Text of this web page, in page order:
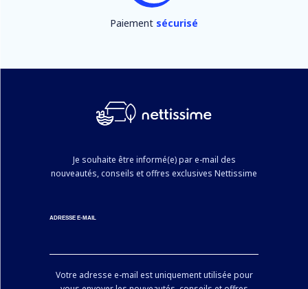
Paiement sécurisé
Je souhaite être informé(e) par e-mail des
nouveautés, conseils et offres exclusives Nettissime
ADRESSE E-MAIL
Votre adresse e-mail est uniquement utilisée pour